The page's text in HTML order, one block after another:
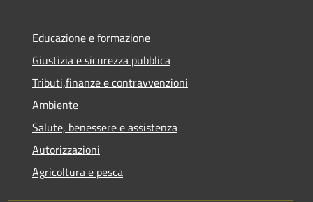
Educazione e formazione
Giustizia e sicurezza pubblica
Tributi,finanze e contravvenzioni
Ambiente
Salute, benessere e assistenza
Autorizzazioni
Agricoltura e pesca